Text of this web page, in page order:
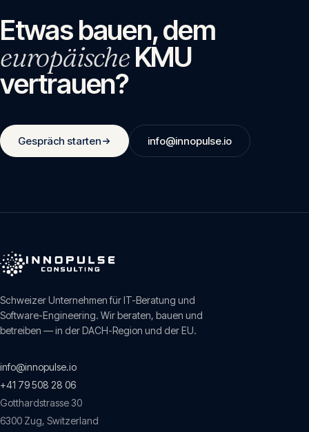
Etwas bauen, dem
europäischeKMU
vertrauen?
Gespräch starten info@innopulse.io
Schweizer Unternehmen für IT-Beratung und
Software-Engineering. Wir beraten, bauen und
betreiben — in der DACH-Region und der EU.
info@innopulse.io
+41 79 508 28 06
Gotthardstrasse 30
6300 Zug, Switzerland